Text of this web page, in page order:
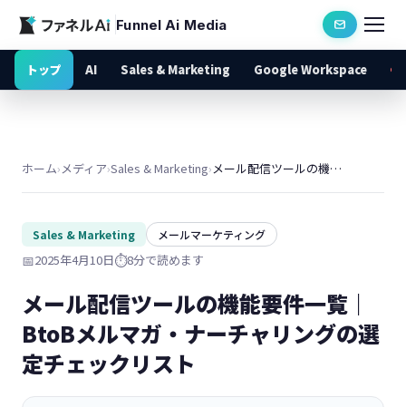
Funnel Ai Media
トップ AI Sales & Marketing Google Workspace
ホーム›メディア›Sales & Marketing› メール配信ツールの機能要件一覧｜BtoBメルマガ・ナーチャリングの選定チェックリスト
Sales & Marketing メールマーケティング
📅2025年4月10日⏱️8分で読めます
メール配信ツールの機能要件一覧｜
BtoBメルマガ・ナーチャリングの選
定チェックリスト